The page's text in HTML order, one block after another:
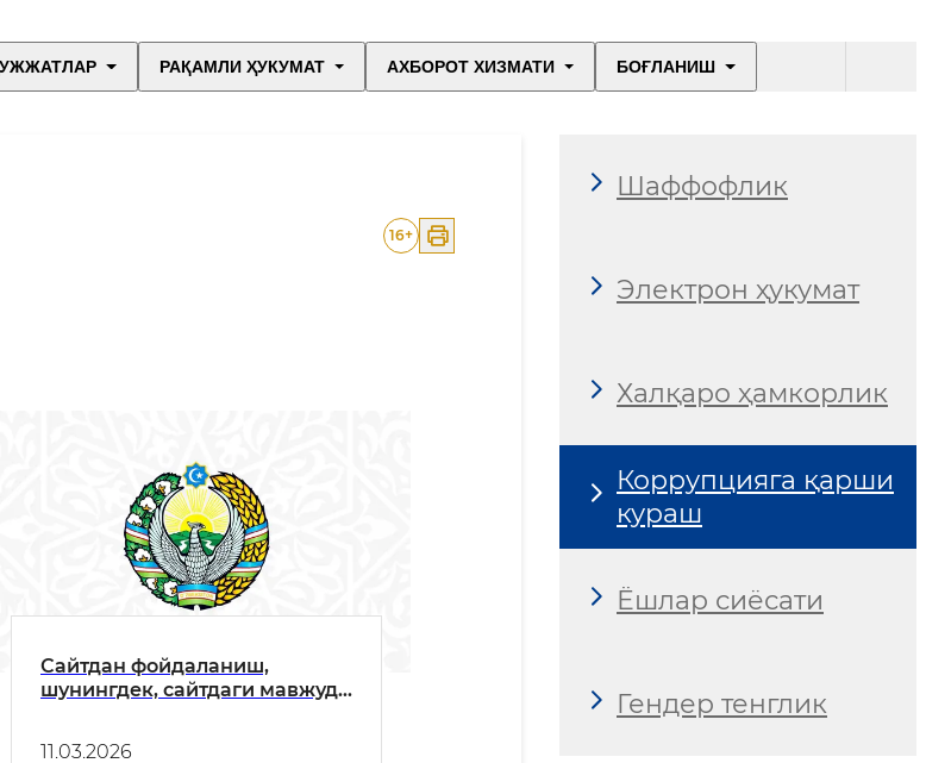
РАҚАМЛИ ҲУКУМАТ АХБОРОТ ХИЗМАТИ БОҒЛАНИШ
16+
Сайтдан фойдаланиш,
шунингдек, сайтдаги мавжуд
11.03.2026
Шаффофлик
Электрон ҳукумат
Халқаро ҳамкорлик
Коррупцияга қарши
кураш
Ёшлар сиёсати
Гендер тенглик